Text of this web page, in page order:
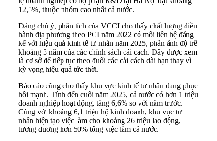
12,5%, thuộc nhóm cao nhất cả nước.
Đáng chú ý, phân tích của VCCI cho thấy chất lượng điều
hành địa phương theo PCI năm 2022 có mối liên hệ đáng
kể với hiệu quả kinh tế tư nhân năm 2025, phản ánh độ trễ
khoảng 3 năm của các chính sách cải cách. Đây được xem
là cơ sở để tiếp tục theo đuổi các cải cách dài hạn thay vì
kỳ vọng hiệu quả tức thời.
Báo cáo cũng cho thấy khu vực kinh tế tư nhân đang phục
hồi mạnh. Tính đến cuối năm 2025, cả nước có hơn 1 triệu
doanh nghiệp hoạt động, tăng 6,6% so với năm trước.
Cùng với khoảng 6,1 triệu hộ kinh doanh, khu vực tư
nhân hiện tạo việc làm cho khoảng 26 triệu lao động,
tương đương hơn 50% tổng việc làm cả nước.